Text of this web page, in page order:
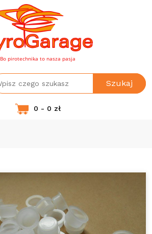
Bo pirotechnika to nasza pasja
Szukaj
0 - 0 zł